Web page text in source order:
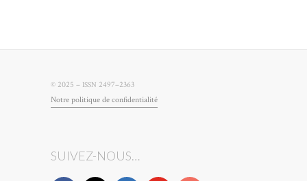
© 2025 – ISSN 2497–2363
Notre poli­tique de confidentialité
SUIVEZ-NOUS…